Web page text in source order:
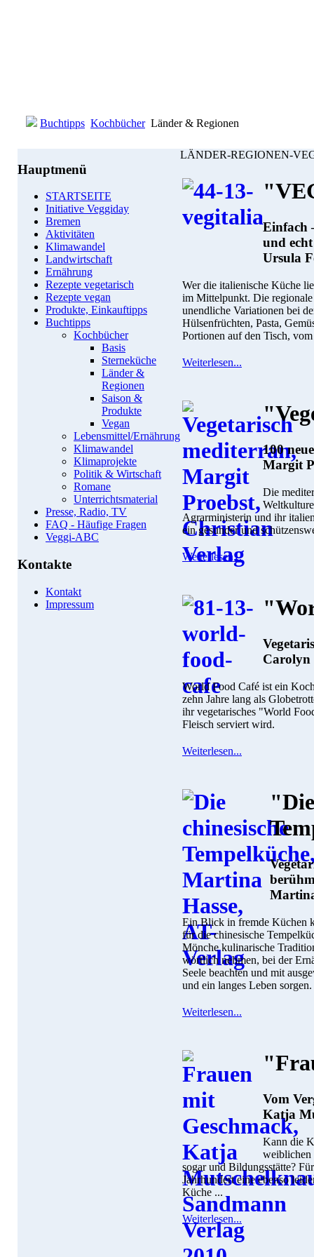
Buchtipps Kochbücher Länder & Regionen
Hauptmenü
STARTSEITE
Initiative Veggiday
Bremen
Aktivitäten
Klimawandel
Landwirtschaft
Ernährung
Rezepte vegetarisch
Rezepte vegan
Produkte, Einkauftipps
Buchtipps
Kochbücher
Basis
Sterneküche
Länder &
Regionen
Saison &
Produkte
Vegan
Lebensmittel/Ernährung
Klimawandel
Klimaprojekte
Politik & Wirtschaft
Romane
Unterrichtsmaterial
Presse, Radio, TV
FAQ - Häufige Fragen
Veggi-ABC
Kontakte
Kontakt
Impressum
LÄNDER-REGIONEN-
Einfach
und
Ursula
Wer die italienische Küche
im Mittelpunkt. Die
unendliche Variationen bei
Hülsenfrüchten, Pasta,
Portionen auf den Tisch,
Weiterlesen...
100
Margit
Die
Agrarministerin und ihr
ein gesunder und
Weiterlesen...
World Food Café ist ein
zehn Jahre lang als
ihr vegetarisches "World
Fleisch serviert wird.
Weiterlesen...
Ein Blick in fremde Küchen
für die chinesische
Mönche kulinarische
wörtlich nehmen, bei der
Seele beachten und mit
und ein langes Leben sorgen.
Weiterlesen...
Vom
Katja
Kann die
weiblichen
sogar und Bildungsstätte?
Jahrhundert eine ebenso
Küche ...
Weiterlesen...